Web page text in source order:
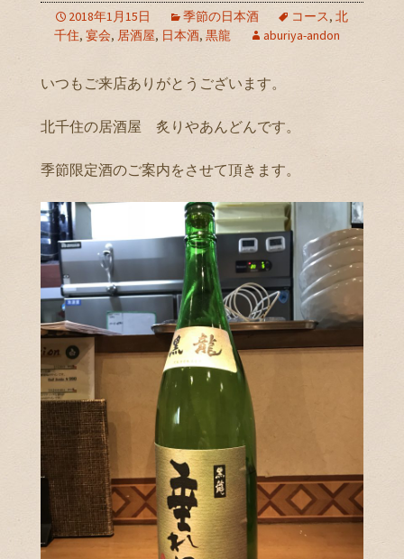
2018年1月15日 季節の日本酒 コース, 北
千住, 宴会, 居酒屋, 日本酒, 黒龍 aburiya-andon
いつもご来店ありがとうございます。
北千住の居酒屋 炙りやあんどんです。
季節限定酒のご案内をさせて頂きます。